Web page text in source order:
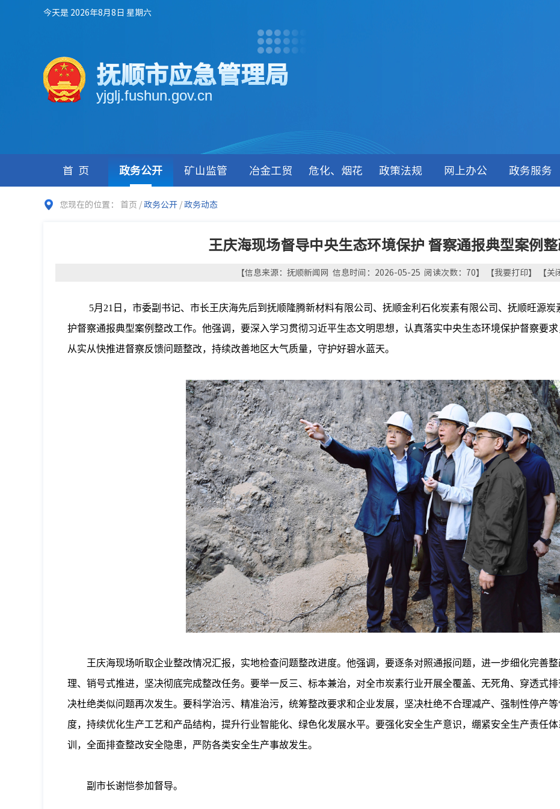
今天是 2026年8月8日 星期六
抚顺市应急管理局
yjglj.fushun.gov.cn
首页 政务公开 矿山监管 冶金工贸 危化、烟花 政策法规 网上办公 政务服务
您现在的位置： 首页 /政务公开 /政务动态
王庆海现场督导中央生态环境保护 督察通报典型案例
【信息来源：抚顺新闻网 信息时间：2026-05-25 阅读次数： 70】 【我要打印】 【关
5月21日，市委副书记、市长王庆海先后到抚顺隆腾新材料有限公司、抚顺金利石化炭素有限公司、抚顺旺源
护督察通报典型案例整改工作。他强调，要深入学习贯彻习近平生态文明思想，认真落实中央生态环境保护督察要
从实从快推进督察反馈问题整改，持续改善地区大气质量，守护好碧水蓝天。
王庆海现场听取企业整改情况汇报，实地检查问题整改进度。他强调，要逐条对照通报问题，进一步细化完善
理、销号式推进，坚决彻底完成整改任务。要举一反三、标本兼治，对全市炭素行业开展全覆盖、无死角、穿透式
决杜绝类似问题再次发生。要科学治污、精准治污，统筹整改要求和企业发展，坚决杜绝不合理减产、强制性停产
度，持续优化生产工艺和产品结构，提升行业智能化、绿色化发展水平。要强化安全生产意识，绷紧安全生产责任
训，全面排查整改安全隐患，严防各类安全生产事故发生。
副市长谢恺参加督导。